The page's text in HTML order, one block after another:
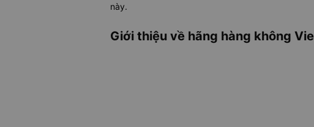
này.
Giới thiệu về hãng hàng không